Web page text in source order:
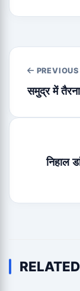
समुद्र में
निहाल